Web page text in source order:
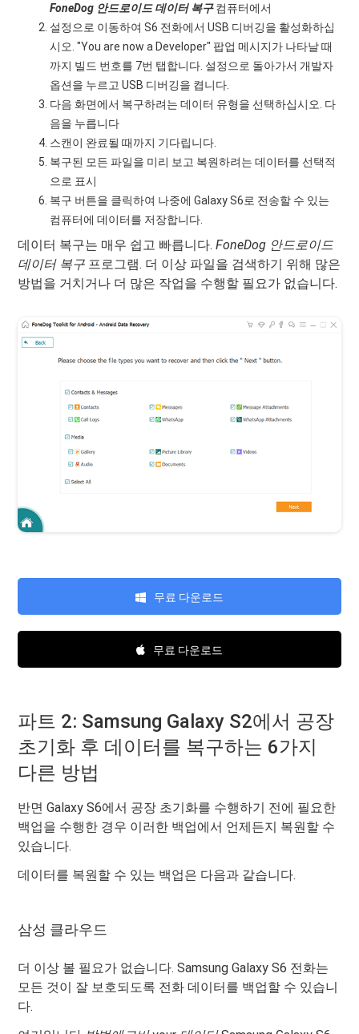
FoneDog 안드로이드 데이터 복구컴퓨터에서
설정으로 이동하여 S6 전화에서 USB 디버깅을 활성화하십
시오. "You are now a Developer" 팝업 메시지가 나타날 때
까지 빌드 번호를 7번 탭합니다. 설정으로 돌아가서 개발자
옵션을 누르고 USB 디버깅을 켭니다.
다음 화면에서 복구하려는 데이터 유형을 선택하십시오. 다
음을 누릅니다
스캔이 완료될 때까지 기다립니다.
복구된 모든 파일을 미리 보고 복원하려는 데이터를 선택적
으로 표시
복구 버튼을 클릭하여 나중에 Galaxy S6로 전송할 수 있는
컴퓨터에 데이터를 저장합니다.
데이터 복구는 매우 쉽고 빠릅니다.FoneDog 안드로이드
데이터 복구 프로그램. 더 이상 파일을 검색하기 위해 많은
방법을 거치거나 더 많은 작업을 수행할 필요가 없습니다.
무료 다운로드
무료 다운로드
파트 2: Samsung Galaxy S2에서 공장
초기화 후 데이터를 복구하는 6가지
다른 방법
반면 Galaxy S6에서 공장 초기화를 수행하기 전에 필요한
백업을 수행한 경우 이러한 백업에서 언제든지 복원할 수
있습니다.
데이터를 복원할 수 있는 백업은 다음과 같습니다.
삼성 클라우드
더 이상 볼 필요가 없습니다. Samsung Galaxy S6 전화는
모든 것이 잘 보호되도록 전화 데이터를 백업할 수 있습니
다.